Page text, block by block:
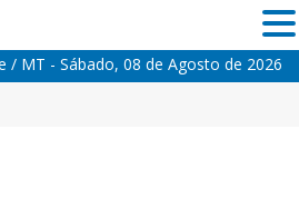
/ MT - Sábado, 08 de Agosto de 2026